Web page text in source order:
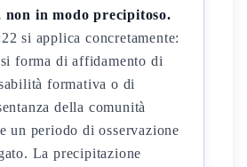
non in modo precipitoso.
si applica concretamente:
forma di affidamento di
formativa o di
della comunità
un periodo di osservazione
La precipitazione